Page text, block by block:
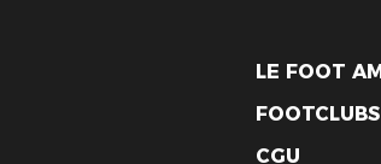
LE FOOT
FOOTCLUBS
CGU